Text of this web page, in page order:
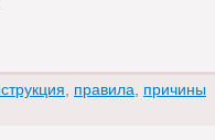
правила причины